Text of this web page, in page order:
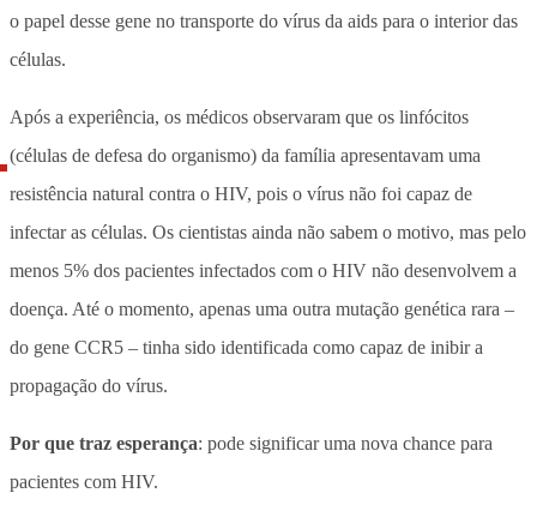
o papel desse gene no transporte do vírus da aids para o interior das
células.
Após a experiência, os médicos observaram que os linfócitos
(células de defesa do organismo) da família apresentavam uma
resistência natural contra o HIV, pois o vírus não foi capaz de
infectar as células. Os cientistas ainda não sabem o motivo, mas pelo
menos 5% dos pacientes infectados com o HIV não desenvolvem a
doença. Até o momento, apenas uma outra mutação genética rara –
do gene CCR5 – tinha sido identificada como capaz de inibir a
propagação do vírus.
Por que traz esperança: pode significar uma nova chance para
pacientes com HIV.